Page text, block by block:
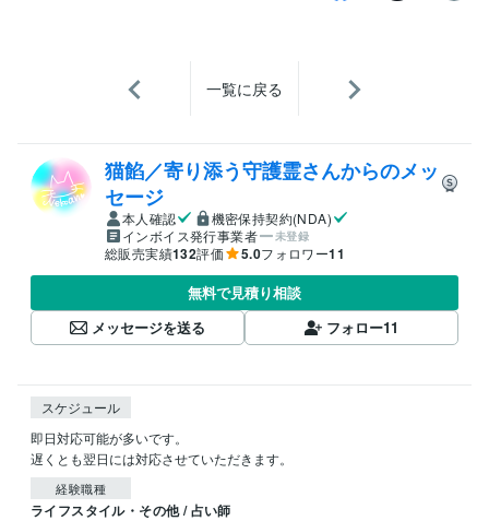
一覧に戻る
猫餡／寄り添う守護霊さんからのメッ
セージ
本人確認
機密保持契約(NDA)
インボイス発行事業者
未登録
総販売実績132評価 5.0フォロワー11
無料で見積り相談
メッセージを送る
フォロー11
スケジュール
即日対応可能が多いです。
遅くとも翌日には対応させていただきます。
経験職種
ライフスタイル・その他 / 占い師